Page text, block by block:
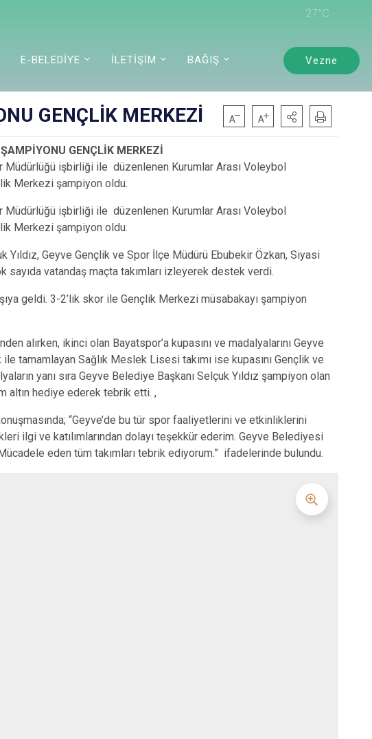
27°C
E-BELEDİYE İLETİŞİM BAĞIŞ Vezne
GENÇLİK MERKEZİ
GENÇLİK MERKEZİ
Müdürlüğü işbirliği ile düzenlenen Kurumlar Arası Voleybol
Merkezi şampiyon oldu.
Müdürlüğü işbirliği ile düzenlenen Kurumlar Arası Voleybol
Merkezi şampiyon oldu.
Yıldız, Geyve Gençlik ve Spor İlçe Müdürü Ebubekir Özkan, Siyasi
vatandaş maçta takımları izleyerek destek verdi.
geldi. 3-2’lik skor ile Gençlik Merkezi müsabakayı şampiyon
alırken, ikinci olan Bayatspor’a kupasını ve madalyalarını Geyve
tamamlayan Sağlık Meslek Lisesi takımı ise kupasını Gençlik ve
yanı sıra Geyve Belediye Başkanı Selçuk Yıldız şampiyon olan
altın hediye ederek tebrik etti. ,
“Geyve’de bu tür spor faaliyetlerini ve etkinliklerini
ilgi ve katılımlarından dolayı teşekkür ederim. Geyve Belediyesi
eden tüm takımları tebrik ediyorum.” ifadelerinde bulundu.